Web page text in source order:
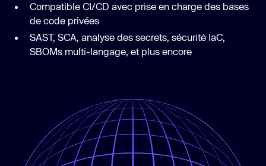
Compatible CI/CD avec prise en charge des bases
de code privées
SAST, SCA, analyse des secrets, sécurité IaC,
SBOMs multi-langage, et plus encore